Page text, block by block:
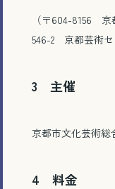
（〒604-8156
546-2 京都芸術セ
3 主催
京都市文化芸術総
4 料金